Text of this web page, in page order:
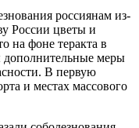
россиянам из-
России цветы и
на фоне теракта в
дополнительные меры
В первую
и местах массового